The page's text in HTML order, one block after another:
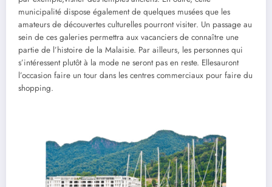
municipalité dispose également de quelques musées que les
amateurs de découvertes culturelles pourront visiter. Un passage au
sein de ces galeries permettra aux vacanciers de connaître une
partie de l’histoire de la Malaisie. Par ailleurs, les personnes qui
s’intéressent plutôt à la mode ne seront pas en reste. Ellesauront
l’occasion faire un tour dans les centres commerciaux pour faire du
shopping.